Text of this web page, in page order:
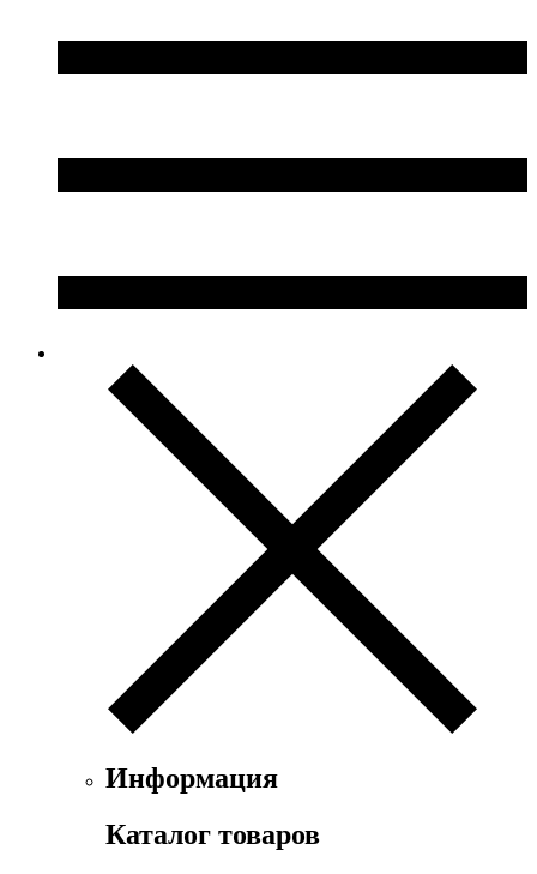
Информация
Каталог товаров